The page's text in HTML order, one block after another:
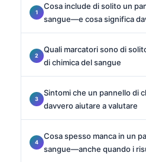
Cosa include di solito un
sangue—e cosa significa
Quali marcatori sono di
di chimica del sangue
Sintomi che un pannello di
davvero aiutare a valutare
Cosa spesso manca in un
sangue—anche quando i